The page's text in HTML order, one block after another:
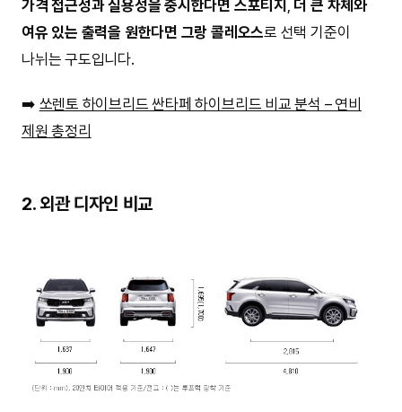
가격 접근성과 실용성을 중시한다면 스포티지
더 큰 차체와
여유 있는 출력을 원한다면 그랑 콜레오스로 선택 기준이
나뉘는 구도입니다.
➡️ 쏘렌토 하이브리드 싼타페 하이브리드 비교 분석 – 연비
제원 총정리
2. 외관 디자인 비교